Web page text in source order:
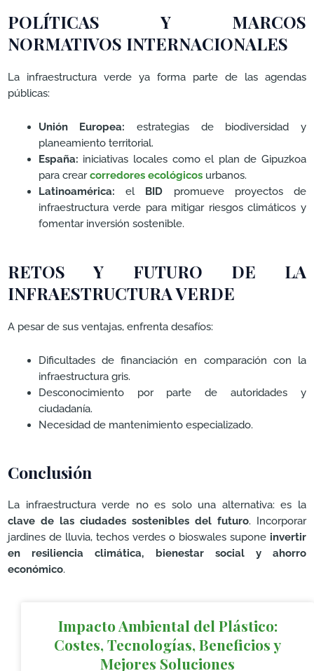
POLÍTICAS Y MARCOS
NORMATIVOS INTERNACIONALES
La infraestructura verde ya forma parte de las agendas
públicas:
Unión Europea: estrategias de biodiversidad y
planeamiento territorial.
España: iniciativas locales como el plan de Gipuzkoa
para crearcorredores ecológicosurbanos.
Latinoamérica: el BID promueve proyectos de
infraestructura verde para mitigar riesgos climáticos y
fomentar inversión sostenible.
RETOS Y FUTURO DE LA
INFRAESTRUCTURA VERDE
A pesar de sus ventajas, enfrenta desafíos:
Dificultades de financiación en comparación con la
infraestructura gris.
Desconocimiento por parte de autoridades y
ciudadanía.
Necesidad de mantenimiento especializado.
Conclusión
La infraestructura verde no es solo una alternativa: es la
clave de las ciudades sostenibles del futuro. Incorporar
jardines de lluvia, techos verdes o bioswales supone invertir
en resiliencia climática, bienestar social y ahorro
económico.
Impacto Ambiental del Plástico:
Costes, Tecnologías, Beneficios y
Mejores Soluciones